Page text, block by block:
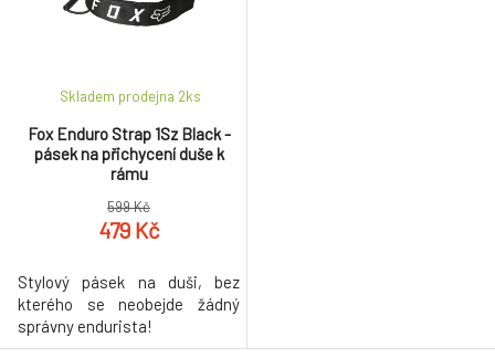
a bezpečnost jezdce. Když jste
Fox Enduro Strap 1Sz Black -
pásek na přichycení duše k
rámu
Skladem prodejna 2ks
599 Kč
479 Kč
Stylový pásek na duši, bez
kterého se neobejde žádný
správny endurista!